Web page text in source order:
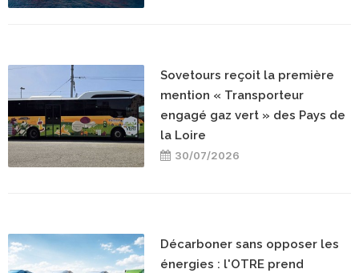
Sovetours reçoit la première
mention « Transporteur
engagé gaz vert » des Pays de
la Loire
30/07/2026
Décarboner sans opposer les
énergies : l'OTRE prend